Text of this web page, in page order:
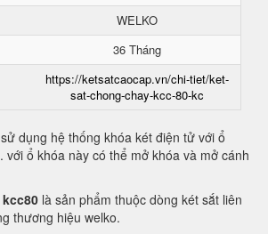
WELKO
36 Tháng
https://ketsatcaocap.vn/chi-tiet/ket-
sat-chong-chay-kcc-80-kc
dụng hệ thống khóa két điện tử với ổ
với ổ khóa này có thể mở khóa và mở cánh
là sản phẩm thuộc dòng két sắt liên
thương hiệu welko.